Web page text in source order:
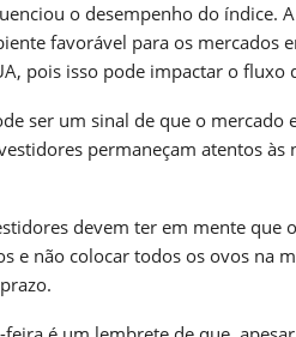
o desempenho do índice.
favorável para os mercados
pois isso pode impactar o fluxo
ser um sinal de que o
permaneçam atentos às
devem ter em mente que
e não colocar todos os ovos na